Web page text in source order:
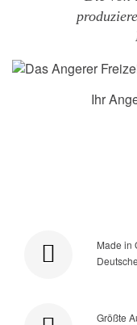
Ihr
Made in
Größte